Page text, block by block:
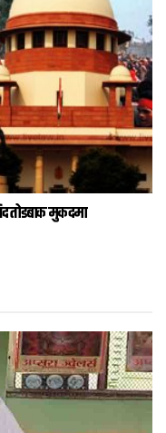
तोडबाक मुकदमा